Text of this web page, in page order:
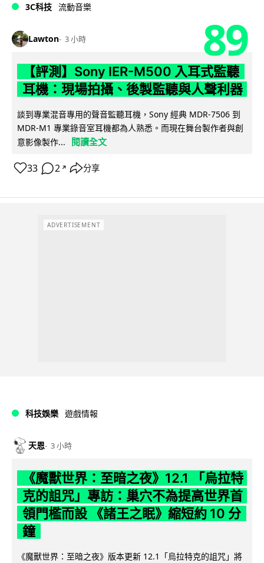
3C科技 流動音樂
Lawton 3 小時 89
【評測】Sony IER-M500 入耳式監聽
耳機：現場拍攝、後製監聽與人聲利器
談到專業混音專用的聲音監聽耳機，Sony 經典 MDR-7506 到
MDR-M1 專業錄音室耳機都為人熟悉。而現在舞台製作者與創
意影像製作...
閱讀全文
33 2 ↗ 分享
ADVERTISEMENT
科技娛樂 遊戲情報
天恩 3 小時
《魔獸世界：至暗之夜》12.1 「烏拉特
克的詛咒」專訪：巢穴不為提高世界首
領門檻而設 《諸王之眠》縮短約 10 分
鐘
《魔獸世界：至暗之夜》版本更新 12.1「烏拉特克的詛咒」將